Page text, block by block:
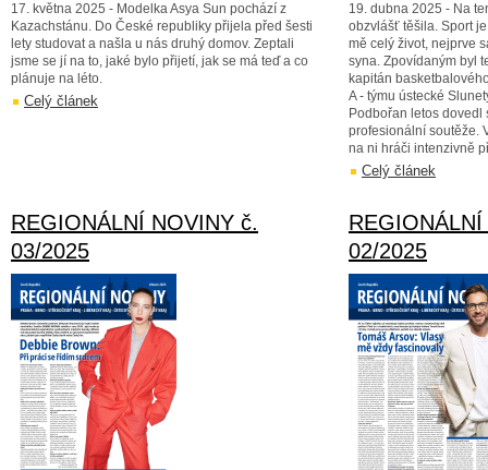
17. května 2025 - Modelka Asya Sun pochází z
Kazachstánu. Do České republiky přijela před šesti
lety studovat a našla u nás druhý domov. Zeptali
jsme se jí na to, jaké bylo přijetí, jak se má teď a co
plánuje na léto.
Celý článek
19. dubna 2025 - Na
obzvlášť těšila. Sport
mě celý život, nejprve
syna. Zpovídaným byl
kapitán
A - týmu ústecké
Podbořan letos dovedl
profesionální soutěže.
na ni hráči intenzivně
Celý článek
REGIONÁLNÍ NOVINY č.
03/2025
02/2025